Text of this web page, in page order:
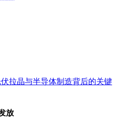
拉晶与半导体制造背后的关键
放